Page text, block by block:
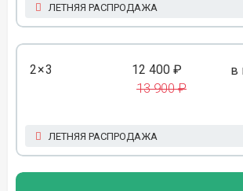
ЛЕТНЯЯ РАСПРОДАЖА
2×3 12 400 ₽
13 900 ₽
в
ЛЕТНЯЯ РАСПРОДАЖА